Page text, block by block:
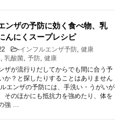
ンザの予防に効く食べ物、乳
んにくスープレシピ
-インフルエンザ予防, 健康
, 乳酸菌, 予防, 健康
ザが流行りだしてからでも間に合う予
か？と探したりすることはありません
エンザの予防には、手洗い・うがいが
そのほかにも抵抗力を強めたり、体を
強 …